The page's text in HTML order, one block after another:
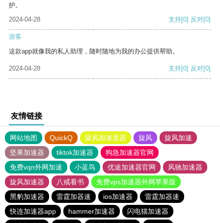
护。
2024-04-28
支持[0] 反对[0]
游客
这款app就像我的私人助理，随时随地为我的办公提供帮助。
2024-04-28 支持[0] 反对[0]
友情链接
网站地图 QuickQ 旋风加速度器 旋风
旋风加速
坚果加速器
tiktok加速器
狗急加速器官网
免费vqn外网加速
小蓝鸟 优途加速器官网
风驰加速器
旋风加速器
八戒看书
免费vps加速器外网苹果版
黑豹加速器
雷霆加器速 ios加速器
雷霆加器速
快连加速器app
hammer加速器
闪电猫加速器